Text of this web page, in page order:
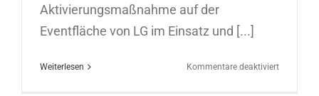
Aktivierungsmaßnahme auf der
Eventfläche von LG im Einsatz und [...]
Weiterlesen Kommentare deaktiviertfür